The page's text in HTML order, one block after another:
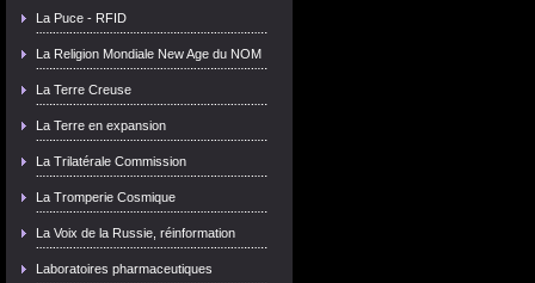
La Puce - RFID
La Religion Mondiale New Age du NOM
La Terre Creuse
La Terre en expansion
La Trilatérale Commission
La Tromperie Cosmique
La Voix de la Russie, réinformation
Laboratoires pharmaceutiques